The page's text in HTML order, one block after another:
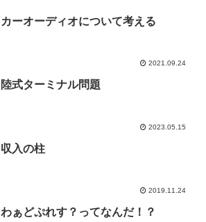
カーオーディオについて考える
2021.09.24
陸式ターミナル問題
2023.05.15
収入の柱
2019.11.24
わぁどぷれす？ってなんだ！？